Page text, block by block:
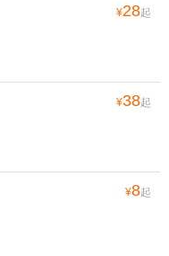
¥28起
¥38起
¥8起